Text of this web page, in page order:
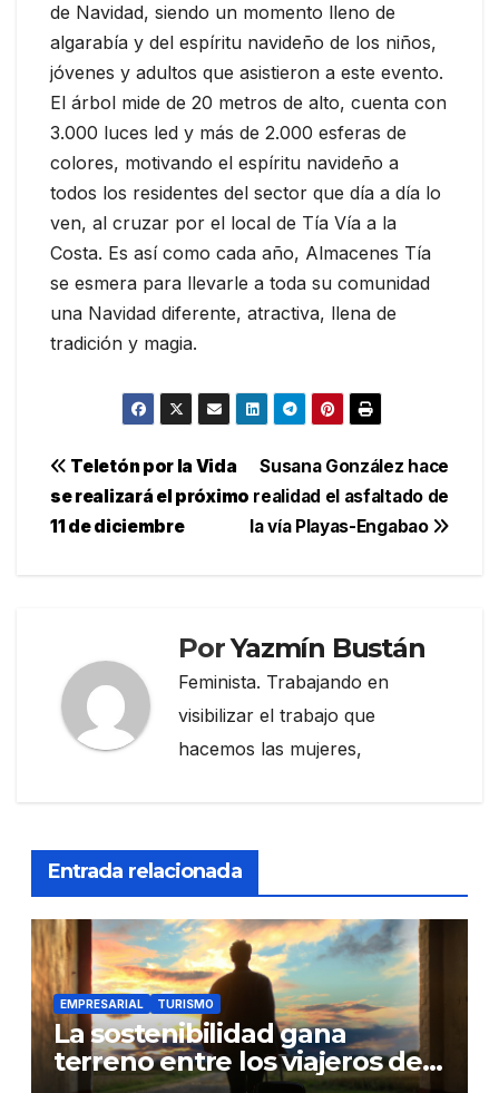
de Navidad, siendo un momento lleno de
algarabía y del espíritu navideño de los niños,
jóvenes y adultos que asistieron a este evento.
El árbol mide de 20 metros de alto, cuenta con
3.000 luces led y más de 2.000 esferas de
colores, motivando el espíritu navideño a
todos los residentes del sector que día a día lo
ven, al cruzar por el local de Tía Vía a la
Costa. Es así como cada año, Almacenes Tía
se esmera para llevarle a toda su comunidad
una Navidad diferente, atractiva, llena de
tradición y magia.
Navegación
de
Susana González hace
realidad el asfaltado de
la vía Playas-Engabao
Teletón por la Vida
se realizará el próximo
11 de diciembre
PorYazmín Bustán
Feminista. Trabajando en
visibilizar el trabajo que
hacemos las mujeres,
Entrada relacionada
EMPRESARIAL TURISMO
La sostenibilidad gana
terreno entre los viajeros de